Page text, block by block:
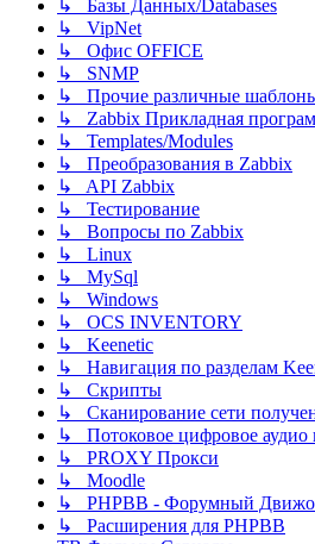
↳ Базы Данных/Databases
↳ VipNet
↳ Офис OFFICE
↳ SNMP
↳ Прочие различные
↳ Zabbix Прикладная
↳ Templates/Modules
↳ Преобразования в Zabbix
↳ API Zabbix
↳ Тестирование
↳ Вопросы по Zabbix
↳ Linux
↳ MySql
↳ Windows
↳ OCS INVENTORY
↳ Keenetic
↳ Навигация по разделам
↳ Скрипты
↳ Сканирование сети
↳ Потоковое цифровое аудио
↳ PROXY Прокси
↳ Moodle
↳ PHPBB - Форумный
↳ Расширения для PHPBB